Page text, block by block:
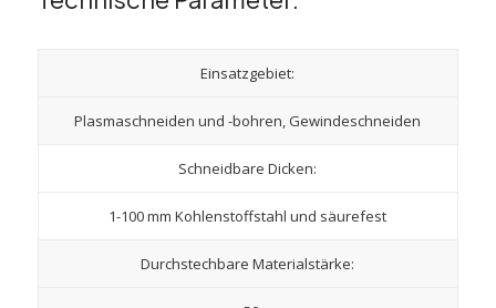
Einsatzgebiet:
Plasmaschneiden und -bohren, Gewindeschneiden
Schneidbare Dicken:
1-100 mm Kohlenstoffstahl und säurefest
Durchstechbare Materialstärke: